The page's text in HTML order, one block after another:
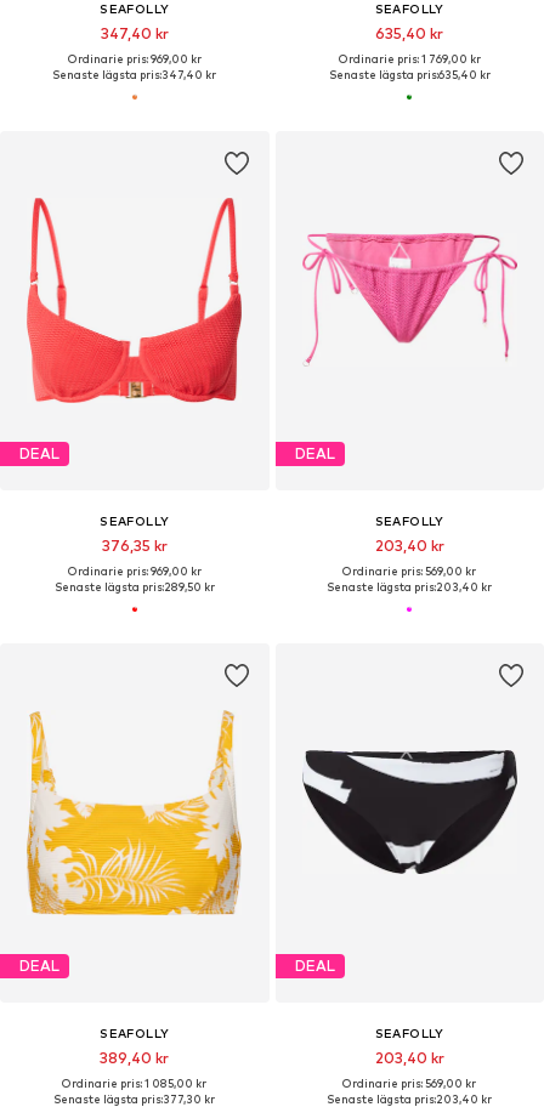
SEAFOLLY
347,40 kr
Ordinarie pris: 969,00 kr
Senaste lägsta pris:347,40 kr
SEAFOLLY
635,40 kr
Ordinarie pris: 1 769,00 kr
Senaste lägsta pris:635,40 kr
DEAL
SEAFOLLY
376,35 kr
Ordinarie pris: 969,00 kr
Senaste lägsta pris:289,50 kr
DEAL
SEAFOLLY
203,40 kr
Ordinarie pris: 569,00 kr
Senaste lägsta pris:203,40 kr
DEAL
SEAFOLLY
389,40 kr
Ordinarie pris: 1 085,00 kr
Senaste lägsta pris:377,30 kr
DEAL
SEAFOLLY
203,40 kr
Ordinarie pris: 569,00 kr
Senaste lägsta pris:203,40 kr